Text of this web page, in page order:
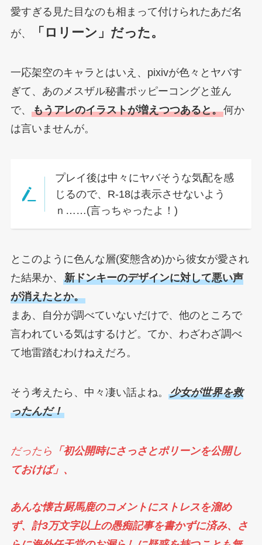
愛すぎる見た目なのも相まって付けられたあだ名
が、
「ロリーン」だった。
一応架空のキャラとはいえ、pixivが色々とヤバす
ぎて、あのメスザル秘書ポッピーコングと並ん
で、 もうアレのイラストが増えつつあると。何か
は言いませんが。
プレイ後は中々にヤバそうな気配を感
じるので、R-18は表示させないよう
ｎ……(言っちゃったよ！)
とこのように色んな層(変態含め)から彼女が愛され
た結果か、 新ドンキーのデザインに対して悪い声
が消えたとか。
まあ、自分が調べていないだけで、他のところで
言われている気はするけど。てか、わざわざ調べ
て地雷踏むわけねえだろ。
そう考えたら、中々凄い話よね。 少女が世界を救
ったんだ！
だったら 「初公開時にさっさとポリーンを公開し
ておけば」、
あんな懐古厨馬鹿のコメントにストレスを溜め
ず、計3万文字以上の愚痴記事を書かずに済み、さ